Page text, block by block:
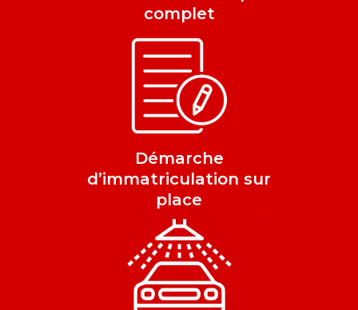
complet
Démarche
d’immatriculation sur
place